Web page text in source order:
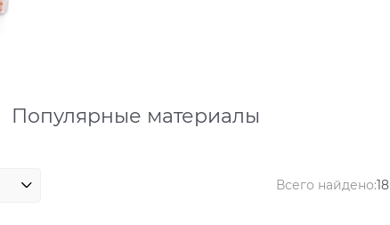
Популярные материалы
Всего найдено:18